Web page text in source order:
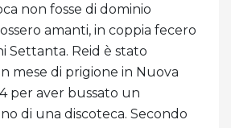
non fosse di dominio
amanti, in coppia fecero
Settanta. Reid è stato
mese di prigione in Nuova
per aver bussato un
di una discoteca. Secondo